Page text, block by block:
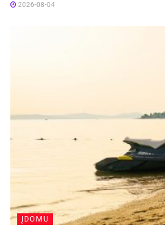
2026-08-04
ĮDOMU